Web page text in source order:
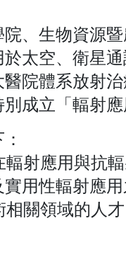
、生物資源
太空、衛星
院體系放射
成立「輻射
輻射應用與抗
用性輻射應
關領域的人